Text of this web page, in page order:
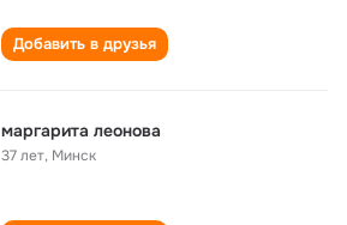
Добавить в друзья
маргарита леонова
37 лет, Минск